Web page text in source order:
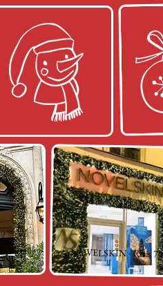
- Neuilly NOVELSKIN - Paris 7e